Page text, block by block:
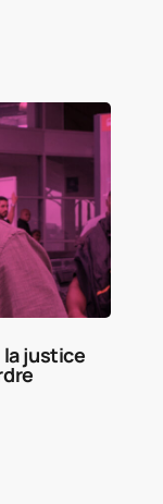
la justice